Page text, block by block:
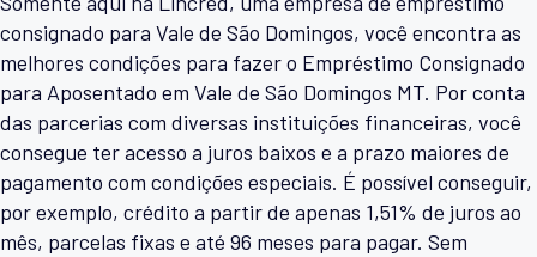
consignado para Vale de São Domingos, você encontra as
melhores condições para fazer o Empréstimo Consignado
para Aposentado em Vale de São Domingos MT. Por conta
das parcerias com diversas instituições financeiras, você
consegue ter acesso a juros baixos e a prazo maiores de
pagamento com condições especiais. É possível conseguir,
por exemplo, crédito a partir de apenas 1,51% de juros ao
mês, parcelas fixas e até 96 meses para pagar. Sem